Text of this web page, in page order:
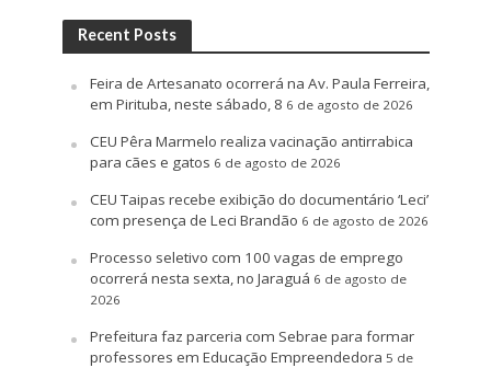
Recent Posts
Feira de Artesanato ocorrerá na Av. Paula Ferreira,
em Pirituba, neste sábado, 8 6 de agosto de 2026
CEU Pêra Marmelo realiza vacinação antirrabica
para cães e gatos 6 de agosto de 2026
CEU Taipas recebe exibição do documentário ‘Leci’
com presença de Leci Brandão 6 de agosto de 2026
Processo seletivo com 100 vagas de emprego
ocorrerá nesta sexta, no Jaraguá 6 de agosto de
2026
Prefeitura faz parceria com Sebrae para formar
professores em Educação Empreendedora 5 de